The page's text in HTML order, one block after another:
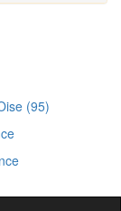
(95)